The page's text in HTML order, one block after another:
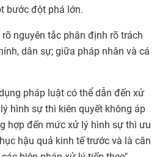
bước đột phá lớn.
nguyên tắc phân định rõ trách
dân sự; giữa pháp nhân và cá
pháp luật có thể dẫn đến xử
hình sự thì kiên quyết không áp
hợp đến mức xử lý hình sự thì ưu
hậu quả kinh tế trước và là căn